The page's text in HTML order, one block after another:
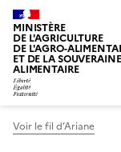
MINISTÈRE
DE L'AGRICULTURE
DE L'AGRO-
ET DE LA
ALIMENTAIRE
Voir le fil d’Ariane